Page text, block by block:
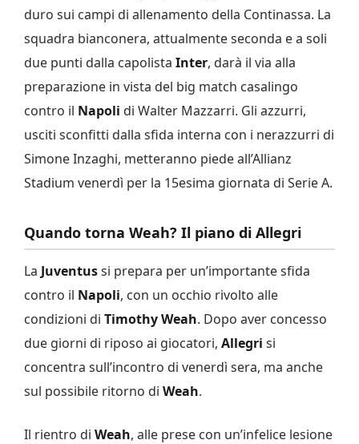
duro sui campi di allenamento della Continassa. La
squadra bianconera, attualmente seconda e a soli
due punti dalla capolista Inter, darà il via alla
preparazione in vista del big match casalingo
contro il Napoli di Walter Mazzarri. Gli azzurri,
usciti sconfitti dalla sfida interna con i nerazzurri di
Simone Inzaghi, metteranno piede all’Allianz
Stadium venerdì per la 15esima giornata di Serie A.
Quando torna Weah? Il piano di Allegri
La Juventussi prepara per un’importante sfida
contro il Napoli, con un occhio rivolto alle
condizioni di Timothy Weah. Dopo aver concesso
due giorni di riposo ai giocatori, Allegri si
concentra sull’incontro di venerdì sera, ma anche
sul possibile ritorno di Weah.
Il rientro di Weah, alle prese con un’infelice lesione